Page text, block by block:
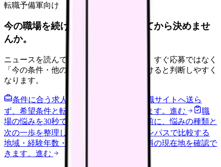
転職予備軍向け
今の職場を続けるか、条件を比べてから決めませ
んか。
ニュースを読んで不安が強くなった時は、すぐ応募ではなく
「今の条件・他の選択肢・相談先」を分けると判断しやすく
なります。
条件に合う求人通知を受け取る
外部転職サイトへ送ら
ず、希望条件と転職時期を自社で預かります。 進む
職
場の悩みを30秒で診断
辞めるべきか迷う前に、悩みの種類と
次の一歩を整理します。
給料コンパスで比較する
地域・経験年数・施設形態から、今の給料の現在地を確認で
きます。 進む